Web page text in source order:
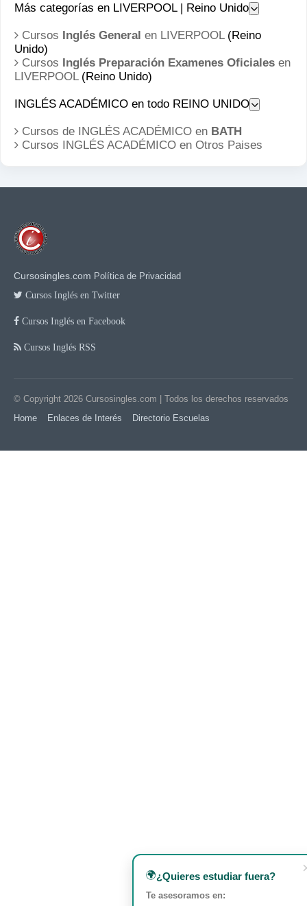
Más categorías en LIVERPOOL | Reino Unido
Cursos Inglés General en LIVERPOOL(Reino
Unido)
Cursos Inglés Preparación Examenes Oficiales en
LIVERPOOL(Reino Unido)
INGLÉS ACADÉMICO en todo REINO UNIDO
Cursos de INGLÉS ACADÉMICO en BATH
Cursos INGLÉS ACADÉMICO en Otros Paises
Cursosingles.com Política de Privacidad
Cursos Inglés en Twitter
Cursos Inglés en Facebook
Cursos Inglés RSS
© Copyright 2026 Cursosingles.com | Todos los derechos reservados
Home
Enlaces de Interés Directorio Escuelas
🌍¿Quieres estudiar fuera?
Te asesoramos en: